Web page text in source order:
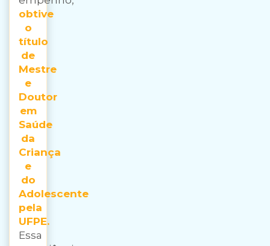
obtive
o
título
de
Mestre
e
Doutor
em
Saúde
da
Criança
e
do
Adolescente
pela
UFPE.
Essa